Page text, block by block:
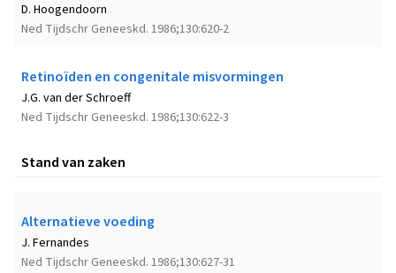
Ned Tijdschr Geneeskd. 1986;130:620-2
D. Hoogendoorn
Retinoïden en congenitale misvormingen
Ned Tijdschr Geneeskd. 1986;130:622-3
J.G. van der Schroeff
Stand van zaken
Alternatieve voeding
Ned Tijdschr Geneeskd. 1986;130:627-31
J. Fernandes